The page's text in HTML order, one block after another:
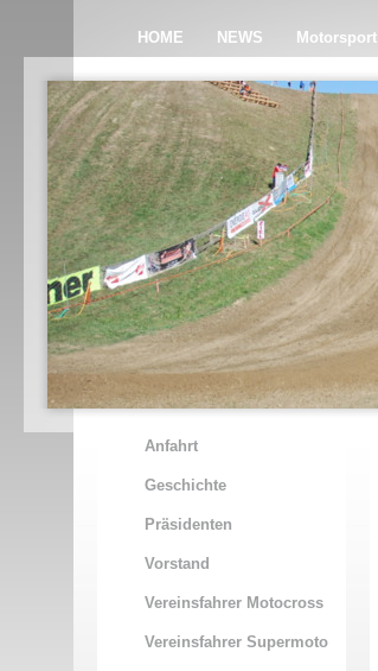
HOME NEWS Motorsport
Anfahrt
Geschichte
Präsidenten
Vorstand
Vereinsfahrer Motocross
Vereinsfahrer Supermoto